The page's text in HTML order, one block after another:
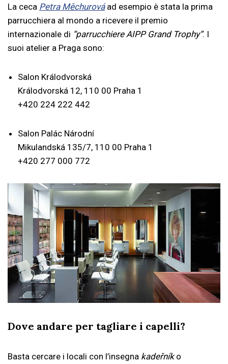
La ceca Petra Měchurováad esempio è stata la prima
parrucchiera al mondo a ricevere il premio
internazionale di “parrucchiere AIPP Grand Trophy“. I
suoi atelier a Praga sono:
Salon Králodvorská
Králodvorská 12, 110 00 Praha 1
+420 224 222 442
Salon Palác Národní
Mikulandská 135/7, 110 00 Praha 1
+420 277 000 772
Dove andare per tagliare i capelli?
Basta cercare i locali con l’insegna kadeřníko